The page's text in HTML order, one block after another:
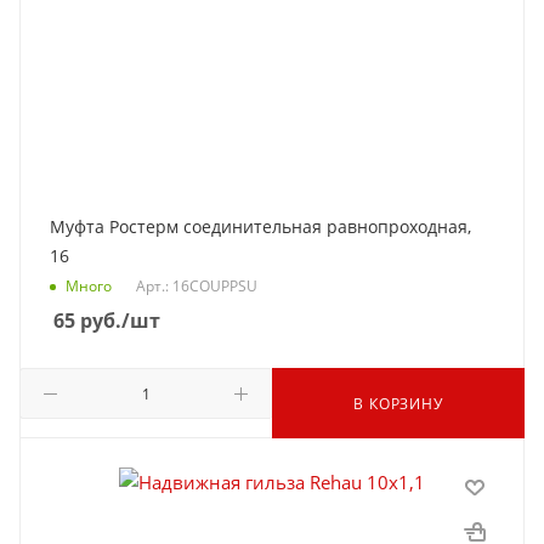
Муфта Ростерм соединительная равнопроходная,
16
Много Арт.: 16COUPPSU
65 руб./шт
В КОРЗИНУ